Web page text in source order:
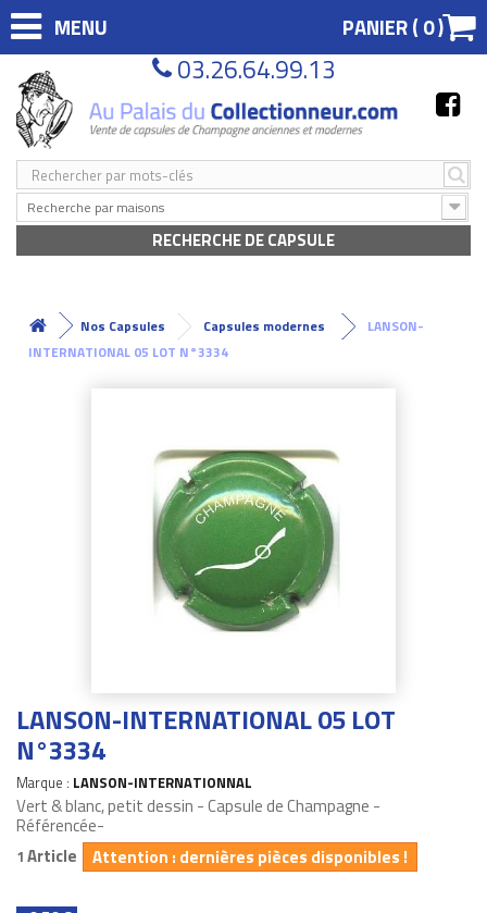
MENU PANIER (0)
03.26.64.99.13
Recherche par maisons
RECHERCHE DE CAPSULE
Nos Capsules Capsules modernes
LANSON-
INTERNATIONAL 05 LOT N°3334
LANSON-INTERNATIONAL 05 LOT
N°3334
Marque : LANSON-INTERNATIONNAL
Vert & blanc, petit dessin - Capsule de Champagne -
Référencée-
1 Article Attention : dernières pièces disponibles !